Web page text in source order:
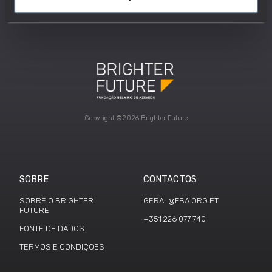
Copyright ©2026 Brighter Future
SOBRE
SOBRE O BRIGHTER
FUTURE
FONTE DE DADOS
TERMOS E CONDIÇÕES
CONTACTOS
GERAL@FBA.ORG.PT
+351 226 077 740